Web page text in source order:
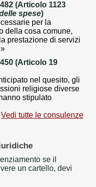
(Articolo 1123
spese)
per la
della cosa comune,
prestazione di servizi
(Articolo 19
nel quesito, gli
religiose diverse
stipulato
Vedi tutte le consulenze
se il
un cartello, devi